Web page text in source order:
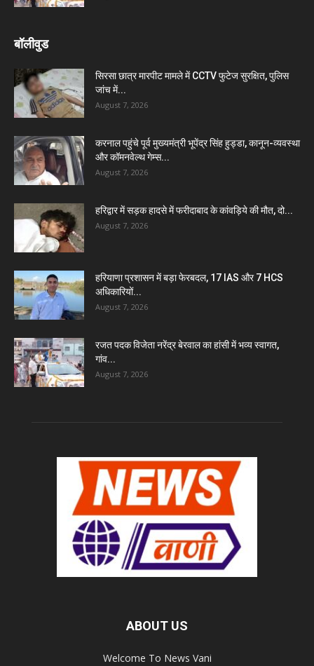
बॉलीवुड
सिरसा छात्र मारपीट मामले में CCTV फुटेज सुरक्षित, पुलिस
जांच में...
August 7, 2026
करनाल पहुंचे पूर्व मुख्यमंत्री भूपेंद्र सिंह हुड्डा, कानून-व्यवस्था
और कॉमनवेल्थ गेम्स...
August 7, 2026
हरिद्वार में सड़क हादसे में फरीदाबाद के कांवड़िये की मौत, दो...
August 7, 2026
हरियाणा प्रशासन में बड़ा फेरबदल, 17 IAS और 7 HCS
अधिकारियों...
August 7, 2026
रजत पदक विजेता नरेंद्र बेरवाल का हांसी में भव्य स्वागत,
गांव...
August 7, 2026
ABOUT US
Welcome To News Vani